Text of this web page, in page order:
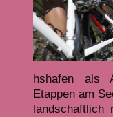
hshafen als
Etappen am
landschaftlich